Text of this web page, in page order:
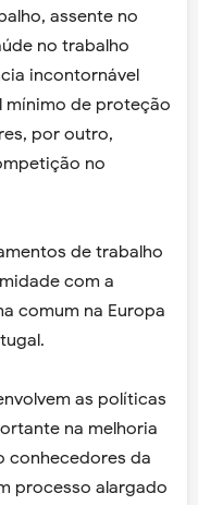
assente no
no trabalho
incontornável
mínimo de proteção
por outro,
no
de trabalho
com a
comum na Europa
as políticas
na melhoria
conhecedores da
processo alargado